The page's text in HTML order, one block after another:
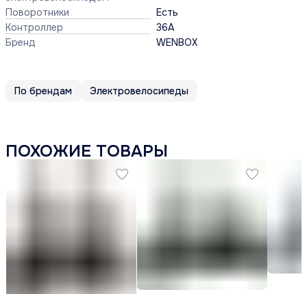
Поворотники
Есть
Контроллер
36A
Бренд
WENBOX
По брендам Электровелосипеды
ПОХОЖИЕ ТОВАРЫ